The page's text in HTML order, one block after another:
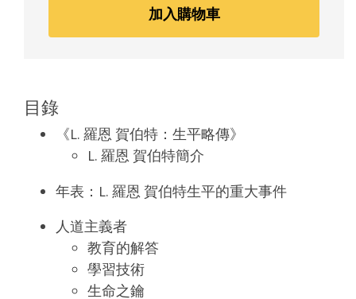
加入購物車
目錄
《L. 羅恩 賀伯特：生平略傳》
L. 羅恩 賀伯特簡介
年表：L. 羅恩 賀伯特生平的重大事件
人道主義者
教育的解答
學習技術
生命之鑰